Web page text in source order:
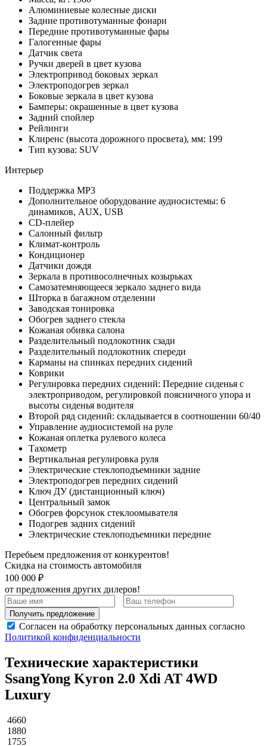
Алюминиевые колесные диски
Задние противотуманные фонари
Передние противотуманные фары
Галогенные фары
Датчик света
Ручки дверей в цвет кузова
Электропривод боковых зеркал
Электроподогрев зеркал
Боковые зеркала в цвет кузова
Бамперы: окрашенные в цвет кузова
Задний спойлер
Рейлинги
Клиренс (высота дорожного просвета), мм: 199
Тип кузова: SUV
Интерьер
Поддержка MP3
Дополнительное оборудование аудиосистемы: 6
динамиков, AUX, USB
CD-плейер
Салонный фильтр
Климат-контроль
Кондиционер
Датчики дождя
Зеркала в противосолнечных козырьках
Самозатемняющееся зеркало заднего вида
Шторка в багажном отделении
Заводская тонировка
Обогрев заднего стекла
Кожаная обивка салона
Разделительный подлокотник сзади
Разделительный подлокотник спереди
Карманы на спинках передних сидений
Коврики
Регулировка передних сидений: Передние сиденья с
электроприводом, регулировкой поясничного упора и
высоты сиденья водителя
Второй ряд сидений: складывается в соотношении 60/40
Управление аудиосистемой на руле
Кожаная оплетка рулевого колеса
Тахометр
Вертикальная регулировка руля
Электрические стеклоподъемники задние
Электроподогрев передних сидений
Ключ ДУ (дистанционный ключ)
Центральный замок
Обогрев форсунок стеклоомывателя
Подогрев задних сидений
Электрические стеклоподъемники передние
Перебьем предложения от конкурентов!
Скидка на стоимость автомобиля
100 000 ₽
от предложения других дилеров!
Получить предложение
Согласен на обработку персональных данных согласно
Политикой конфиденциальности
Технические характеристики
SsangYong Kyron 2.0 Xdi AT 4WD
Luxury
4660
1880
1755